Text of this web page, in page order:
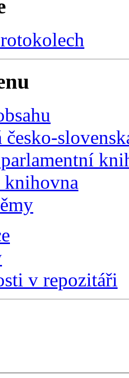
česko-
v repozitáři